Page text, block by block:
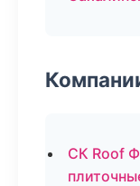
СК Roof